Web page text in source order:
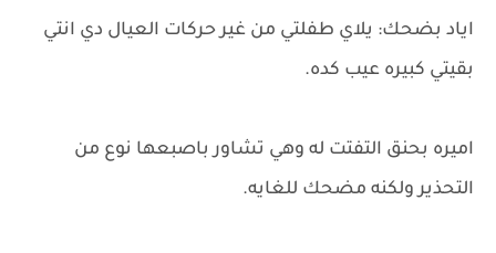
اياد بضحك: يلاي طفلتي من غير حركات العيال دي انتي
بقيتي كبيره عيب كده.
اميره بحنق التفتت له وهي تشاور باصبعها نوع من
التحذير ولكنه مضحك للغايه.